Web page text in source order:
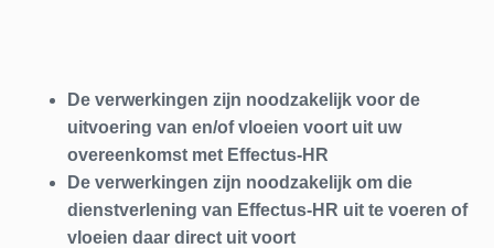
De verwerkingen zijn noodzakelijk voor de
uitvoering van en/of vloeien voort uit uw
overeenkomst met Effectus-HR
De verwerkingen zijn noodzakelijk om die
dienstverlening van Effectus-HR uit te voeren of
vloeien daar direct uit voort